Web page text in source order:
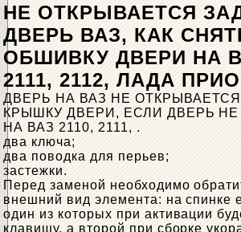
НЕ ОТКРЫВАЕТСЯ
ДВЕРЬ ВАЗ, КАК
ОБШИВКУ ДВЕРИ НА
2111, 2112, ЛАДА
ДВЕРЬ НА ВАЗ НЕ
КРЫШКУ ДВЕРИ, ЕСЛИ ДВЕРЬ
НА ВАЗ 2110, 2111, .
два ключа;
два поводка для перьев;
застежки.
Перед заменой необходимо
внешний вид элемента: на спинке
один из которых при активации
клавишу, а второй при сборке